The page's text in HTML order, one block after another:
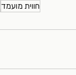
חווית מועמד